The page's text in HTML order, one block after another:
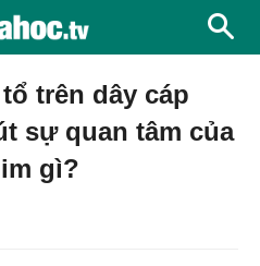
trên dây cáp
sự quan tâm của
gì?